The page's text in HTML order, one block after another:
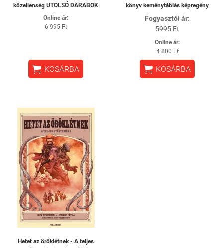
közellenség UTOLSÓ DARABOK
Online ár:
6 995 Ft
 KOSÁRBA
könyv keménytáblás képregény
Fogyasztói ár:
5995 Ft
Online ár:
4 800 Ft
 KOSÁRBA
Hetet az öröklétnek - A teljes